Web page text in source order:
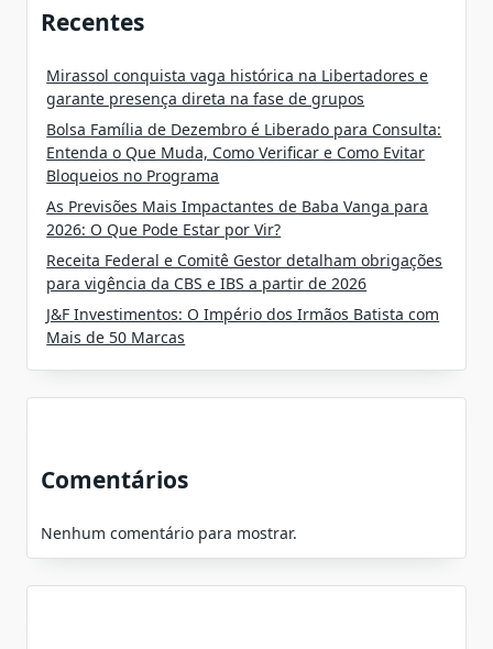
Recentes
Mirassol conquista vaga histórica na Libertadores e
garante presença direta na fase de grupos
Bolsa Família de Dezembro é Liberado para Consulta:
Entenda o Que Muda, Como Verificar e Como Evitar
Bloqueios no Programa
As Previsões Mais Impactantes de Baba Vanga para
2026: O Que Pode Estar por Vir?
Receita Federal e Comitê Gestor detalham obrigações
para vigência da CBS e IBS a partir de 2026
J&F Investimentos: O Império dos Irmãos Batista com
Mais de 50 Marcas
Comentários
Nenhum comentário para mostrar.